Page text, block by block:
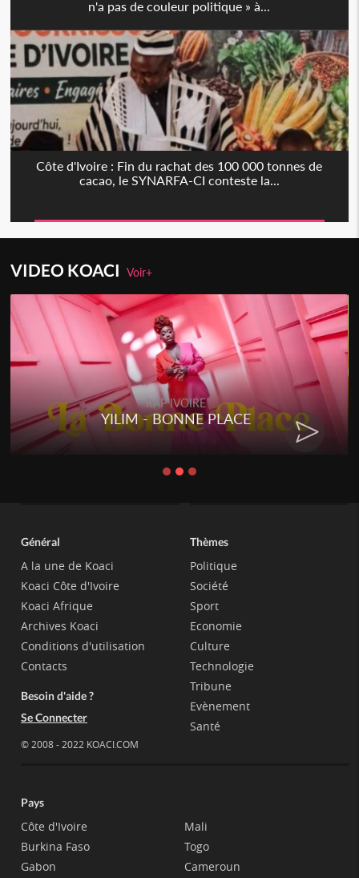
n'a pas de couleur politique » à...
Côte d'Ivoire : Fin du rachat des 100 000 tonnes de
cacao, le SYNARFA-CI conteste la...
VIDEO KOACIVoir+
RAP IVOIRE
YILIM - BONNE PLACE
Général
A la une de Koaci
Koaci Côte d'Ivoire
Koaci Afrique
Archives Koaci
Conditions d'utilisation
Contacts
Besoin d'aide ?
Se Connecter
© 2008 - 2022 KOACI.COM
Thèmes
Politique
Société
Sport
Economie
Culture
Technologie
Tribune
Evènement
Santé
Pays
Côte d'Ivoire
Burkina Faso
Gabon
Mali
Togo
Cameroun